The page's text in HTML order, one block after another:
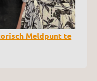
Meldpunt te